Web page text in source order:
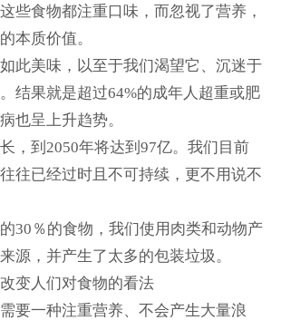
些食物都注重口味，而忽视了营养，
本质价值。
此美味，以至于我们渴望它、沉迷于
结果就是超过64%的成年人超重或肥
也呈上升趋势。
，到2050年将达到97亿。我们目前
往已经过时且不可持续，更不用说不
30％的食物，我们使用肉类和动物产
源，并产生了太多的包装垃圾。
变人们对食物的看法
要一种注重营养、不会产生大量浪